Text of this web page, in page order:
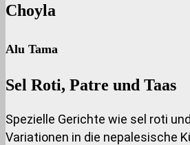
Choyla
Alu Tama
Sel Roti, Patre und Taas
Spezielle Gerichte wie sel roti
Variationen in die nepalesische